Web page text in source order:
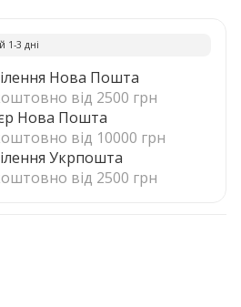
1-3 днi
Нова Пошта
від 2500 грн
Нова Пошта
від 10000 грн
Укрпошта
від 2500 грн